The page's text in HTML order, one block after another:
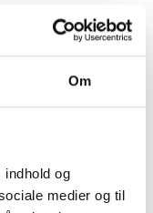
Om
og
medier og til